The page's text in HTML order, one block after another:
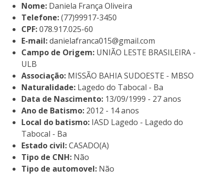
Nome: Daniela França Oliveira
Telefone:(77)99917-3450
CPF:078.917.025-60
E-mail:danielafranca015@gmail.com
Campo de Origem: UNIÃO LESTE BRASILEIRA -
ULB
Associação: MISSÃO BAHIA SUDOESTE - MBSO
Naturalidade: Lagedo do Tabocal - Ba
Data de Nascimento: 13/09/1999 - 27 anos
Ano de Batismo: 2012 - 14 anos
Local do batismo: IASD Lagedo - Lagedo do
Tabocal - Ba
Estado civil:CASADO(A)
Tipo de CNH: Não
Tipo de automovel: Não